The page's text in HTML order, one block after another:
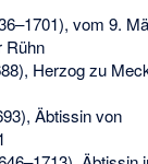
vom 9.
Rühn
Herzog zu
Äbtissin von